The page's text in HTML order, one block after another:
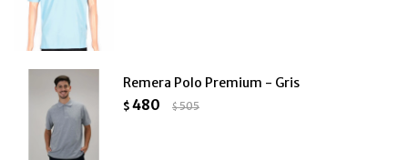
Remera Polo Premium - Gris
$ 480 $505